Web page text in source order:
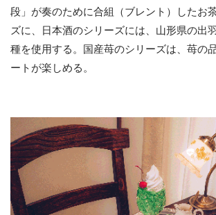
段」が奏のために合組（ブレント）したお
ズに、日本酒のシリーズには、山形県の出
種を使用する。国産苺のシリーズは、苺の
ートが楽しめる。